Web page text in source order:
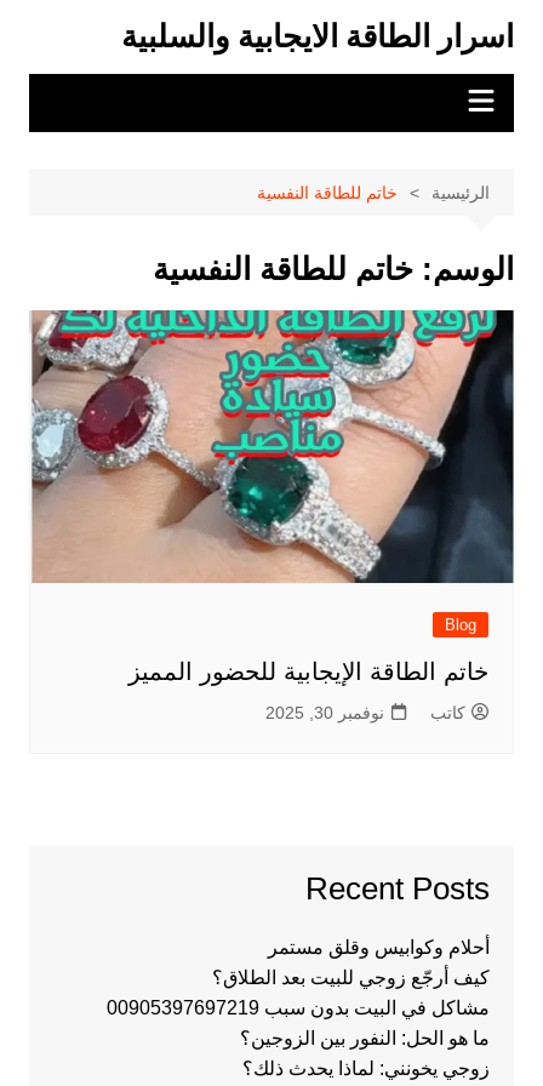
المحتوى
اسرار الطاقة الايجابية والسلبية
الرئيسية خاتم للطاقة النفسية
الوسم: خاتم للطاقة النفسية
Blog
خاتم الطاقة الإيجابية للحضور المميز
كاتب نوفمبر 30, 2025
Recent Posts
أحلام وكوابيس وقلق مستمر
كيف أرجّع زوجي للبيت بعد الطلاق؟
مشاكل في البيت بدون سبب 00905397697219
ما هو الحل: النفور بين الزوجين؟
زوجي يخونني: لماذا يحدث ذلك؟